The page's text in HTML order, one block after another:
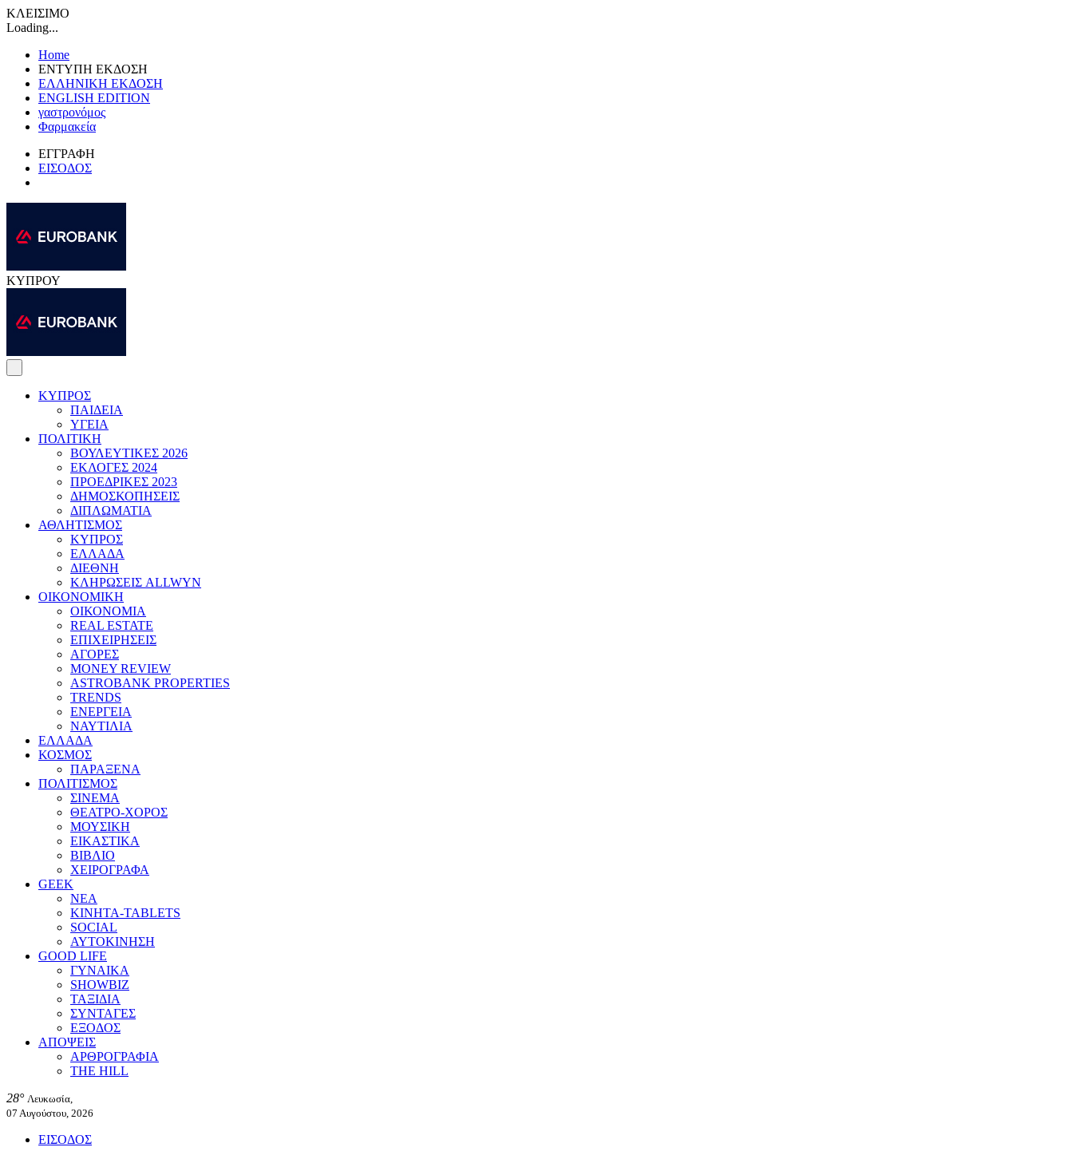
ΚΛΕΙΣΙΜΟ
Loading...
Home
ΕΝΤΥΠΗ ΕΚΔΟΣΗ
ΕΛΛΗΝΙΚΗ ΕΚΔΟΣΗ
ENGLISH EDITION
γαστρονόμος
Φαρμακεία
ΕΓΓΡΑΦΗ
ΕΙΣΟΔΟΣ
ΚΥΠΡΟΥ
ΚΥΠΡΟΣ
ΠΑΙΔΕΙΑ
ΥΓΕΙΑ
ΠΟΛΙΤΙΚΗ
ΒΟΥΛΕΥΤΙΚΕΣ 2026
ΕΚΛΟΓΕΣ 2024
ΠΡΟΕΔΡΙΚΕΣ 2023
ΔΗΜΟΣΚΟΠΗΣΕΙΣ
ΔΙΠΛΩΜΑΤΙΑ
ΑΘΛΗΤΙΣΜΟΣ
ΚΥΠΡΟΣ
ΕΛΛΑΔΑ
ΔΙΕΘΝΗ
ΚΛΗΡΩΣΕΙΣ ALLWYN
ΟΙΚΟΝΟΜΙΚΗ
ΟΙΚΟΝΟΜΙΑ
REAL ESTATE
ΕΠΙΧΕΙΡΗΣΕΙΣ
ΑΓΟΡΕΣ
MONEY REVIEW
ASTROBANK PROPERTIES
TRENDS
ΕΝΕΡΓΕΙΑ
ΝΑΥΤΙΛΙΑ
ΕΛΛΑΔΑ
ΚΟΣΜΟΣ
ΠΑΡΑΞΕΝΑ
ΠΟΛΙΤΙΣΜΟΣ
ΣΙΝΕΜΑ
ΘΕΑΤΡΟ-ΧΟΡΟΣ
ΜΟΥΣΙΚΗ
ΕΙΚΑΣΤΙΚΑ
ΒΙΒΛΙΟ
ΧΕΙΡΟΓΡΑΦΑ
GEEK
ΝΕΑ
ΚΙΝΗΤΑ-TABLETS
SOCIAL
ΑΥΤΟΚΙΝΗΣΗ
GOOD LIFE
ΓΥΝΑΙΚΑ
SHOWBIZ
ΤΑΞΙΔΙΑ
ΣΥΝΤΑΓΕΣ
ΕΞΟΔΟΣ
ΑΠΟΨΕΙΣ
ΑΡΘΡΟΓΡΑΦΙΑ
THE HILL
28° Λευκωσία,
07 Αυγούστου, 2026
ΕΙΣΟΔΟΣ